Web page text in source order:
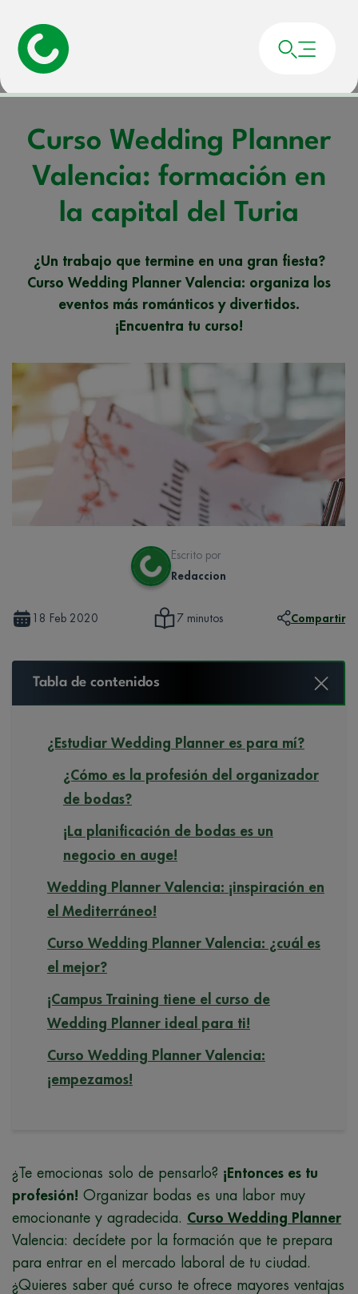
Portada»
Curso Wedding Planner
Valencia: formación en
la capital del Turia
¿Un trabajo que termine en una gran fiesta?
Curso Wedding Planner Valencia: organiza los
eventos más románticos y divertidos.
¡Encuentra tu curso!
Escrito por
Redaccion
18 Feb 2020 7 minutos Compartir
Tabla de contenidos
¿Estudiar Wedding Planner es para mí?
¿Cómo es la profesión del organizador
de bodas?
¡La planificación de bodas es un
negocio en auge!
Wedding Planner Valencia: ¡inspiración en
el Mediterráneo!
Curso Wedding Planner Valencia: ¿cuál es
el mejor?
¡Campus Training tiene el curso de
Wedding Planner ideal para ti!
Curso Wedding Planner Valencia:
¡empezamos!
¿Te emocionas solo de pensarlo? ¡Entonces es tu
profesión! Organizar bodas es una labor muy
emocionante y agradecida. Curso Wedding Planner
Valencia: decídete por la formación que te prepara
para entrar en el mercado laboral de tu ciudad.
¿Quieres saber qué curso te ofrece mayores ventajas